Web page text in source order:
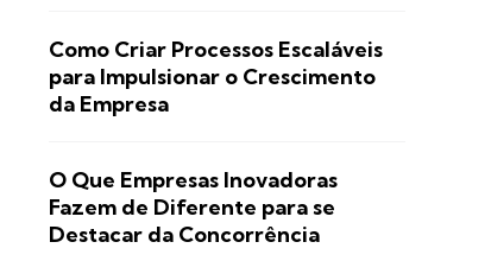
Como Criar Processos Escaláveis
para Impulsionar o Crescimento
da Empresa
O Que Empresas Inovadoras
Fazem de Diferente para se
Destacar da Concorrência